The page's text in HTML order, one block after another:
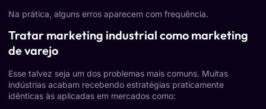
Na prática, alguns erros aparecem com frequência.
Tratar marketing industrial como marketing
de varejo
Esse talvez seja um dos problemas mais comuns. Muitas
indústrias acabam recebendo estratégias praticamente
idênticas às aplicadas em mercados como: